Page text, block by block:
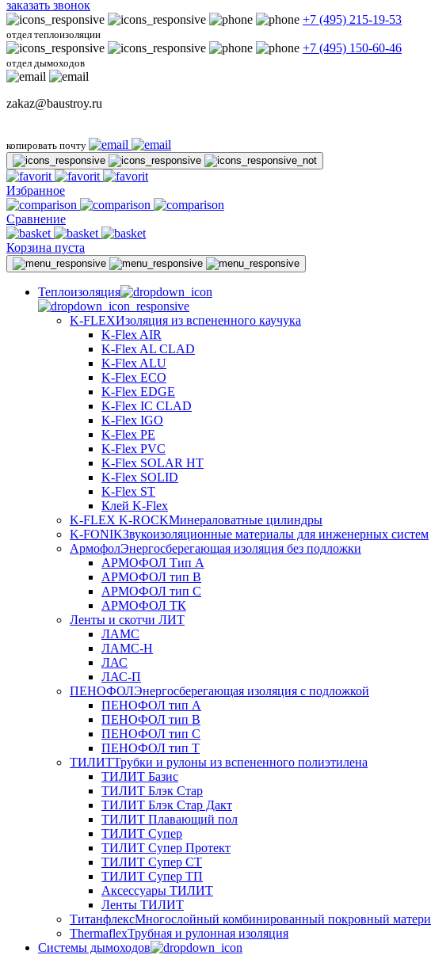
заказать звонок
+7 (495) 215-19-53
отдел теплоизоляции
+7 (495) 150-60-46
отдел дымоходов
zakaz@baustroy.ru
копировать почту
Избранное
Сравнение
Корзина пуста
Теплоизоляция
K-FLEXИзоляция из вспененного каучука
K-Flex AIR
K-Flex AL CLAD
K-Flex ALU
K-Flex ECO
K-Flex EDGE
K-Flex IC CLAD
K-Flex IGO
K-Flex PE
K-Flex PVC
K-Flex SOLAR HT
K-Flex SOLID
K-Flex ST
Клей K-Flex
K-FLEX K-ROCKМинераловатные цилиндры
K-FONIKЗвукоизоляционные материалы для инженерных систем
АрмофолЭнергосберегающая изоляция без подложки
АРМОФОЛ Тип А
АРМОФОЛ тип В
АРМОФОЛ тип C
АРМОФОЛ ТК
Ленты и скотчи ЛИТ
ЛАМС
ЛАМС-Н
ЛАС
ЛАС-П
ПЕНОФОЛЭнергосберегающая изоляция с подложкой
ПЕНОФОЛ тип А
ПЕНОФОЛ тип B
ПЕНОФОЛ тип C
ПЕНОФОЛ тип T
ТИЛИТТрубки и рулоны из вспененного полиэтилена
ТИЛИТ Базис
ТИЛИТ Блэк Стар
ТИЛИТ Блэк Стар Дакт
ТИЛИТ Плавающий пол
ТИЛИТ Супер
ТИЛИТ Супер Протект
ТИЛИТ Супер СТ
ТИЛИТ Супер ТП
Аксессуары ТИЛИТ
Ленты ТИЛИТ
ТитанфлексМногослойный комбинированный покровный
ThermaflexТрубная и рулонная изоляция
Cистемы дымоходов